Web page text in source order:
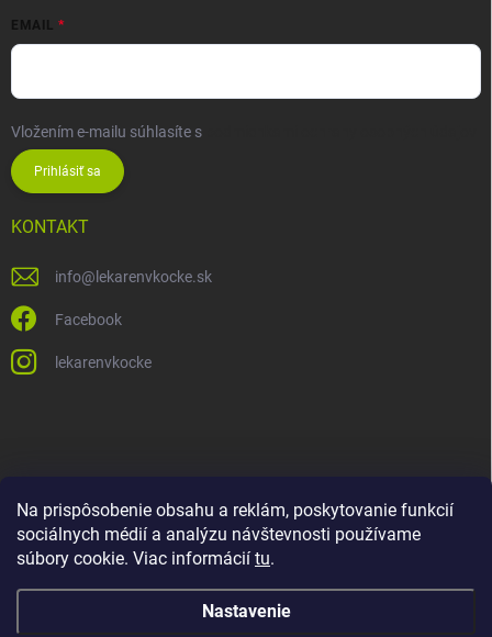
Na prispôsobenie obsahu a reklám, poskytovanie funkcií
sociálnych médií a analýzu návštevnosti používame
súbory cookie. Viac informácií tu.
Nastavenie
EMAIL
Vložením e-mailu súhlasíte s
Prihlásiť sa
KONTAKT
info@ lekarenvkocke.sk
Facebook
lekarenvkocke